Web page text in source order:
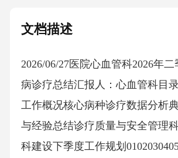
文档描述
2026/06/27医院心血管科2026年
病诊疗总结汇报人：心血管科目
工作概况核心病种诊疗数据分析
与经验总结诊疗质量与安全管理
科建设下季度工作规划